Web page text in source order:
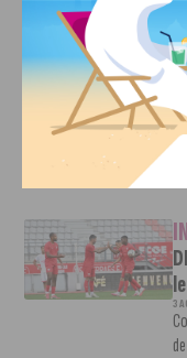
5
3